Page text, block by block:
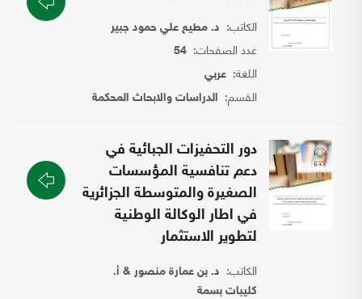
الكاتب: د. مطيع علي حمود جبير
عدد الصفحات:54
اللغة:عربي
القسم: الدراسات والابحاث المحكمة
دور التحفيزات الجبائية في
دعم تنافسية المؤسسات
الصغيرة والمتوسطة الجزائرية
في اطار الوكالة الوطنية
لتطوير الاستثمار
الكاتب: د. بن عمارة منصور & أ.
كليبات بسمة